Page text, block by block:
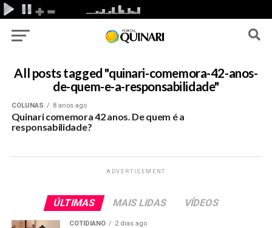
All posts tagged "quinari-comemora-42-anos-
de-quem-e-a-responsabilidade"
COLUNAS 8 anos ago
Quinari comemora 42 anos. De quem é a
responsabilidade?
ADVERTISEMENT
ÚLTIMAS MAIS LIDAS VÍDEOS
COTIDIANO 2 dias ago